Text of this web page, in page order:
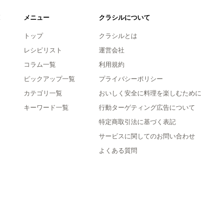
メニュー
トップ
レシピリスト
コラム一覧
ピックアップ一覧
カテゴリ一覧
キーワード一覧
クラシルについて
クラシルとは
運営会社
利用規約
プライバシーポリシー
おいしく安全に料理を楽しむために
行動ターゲティング広告について
特定商取引法に基づく表記
サービスに関してのお問い合わせ
よくある質問